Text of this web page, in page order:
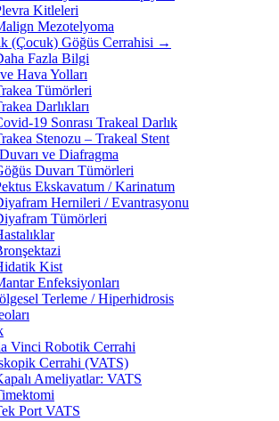
Kitleleri
Mezotelyoma
(Çocuk) Göğüs Cerrahisi →
Fazla Bilgi
Hava Yolları
Tümörleri
Darlıkları
19 Sonrası Trakeal Darlık
Stenozu – Trakeal Stent
ve Diafragma
Duvarı Tümörleri
Ekskavatum / Karinatum
Hernileri / Evantrasyonu
Tümörleri
Kist
Enfeksiyonları
Terleme / Hiperhidrosis
Vinci Robotik Cerrahi
Cerrahi (VATS)
Ameliyatlar: VATS
Port VATS